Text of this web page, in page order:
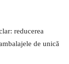
reducerea
de unică